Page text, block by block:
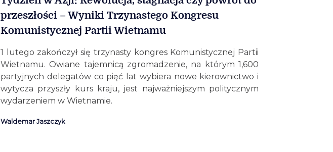
przeszłości – Wyniki Trzynastego Kongresu
Komunistycznej Partii Wietnamu
1 lutego zakończył się trzynasty kongres Komunistycznej Partii
Wietnamu. Owiane tajemnicą zgromadzenie, na którym 1,600
partyjnych delegatów co pięć lat wybiera nowe kierownictwo i
wytycza przyszły kurs kraju, jest najważniejszym politycznym
wydarzeniem w Wietnamie.
Waldemar Jaszczyk